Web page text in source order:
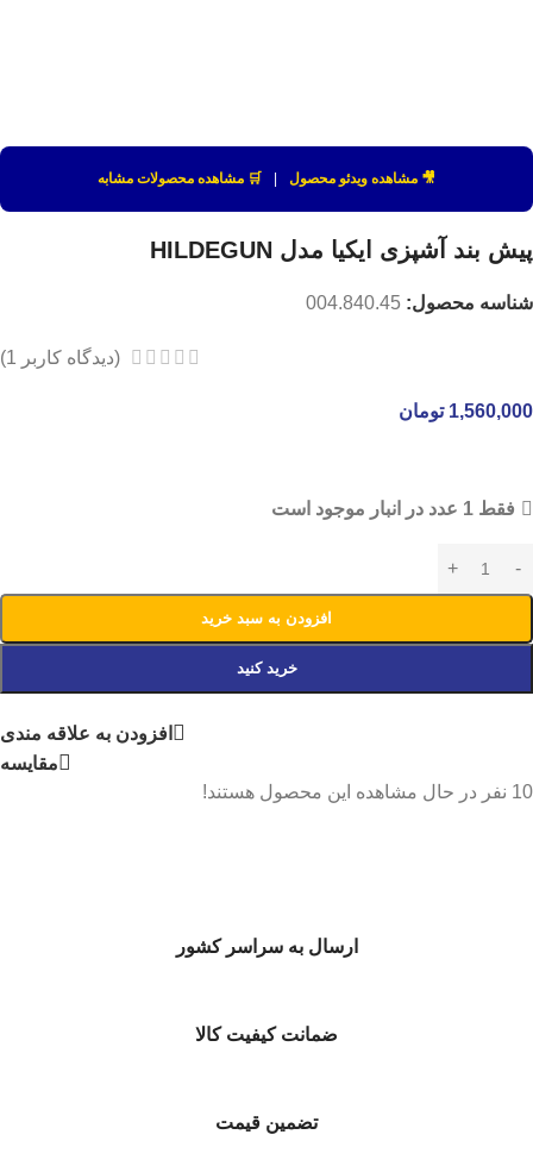
🎥 مشاهده ویدئو محصول | 🛒 مشاهده محصولات مشابه
پیش بند آشپزی ایکیا مدل HILDEGUN
شناسه محصول: 004.840.45
(دیدگاه کاربر 1
)
1,560,000 تومان
فقط 1 عدد در انبار موجود است
افزودن به سبد خرید
خرید کنید
افزودن به علاقه مندی
مقایسه
10 نفر در حال مشاهده این محصول هستند!
ارسال به سراسر کشور
ضمانت کیفیت کالا
تضمین قیمت